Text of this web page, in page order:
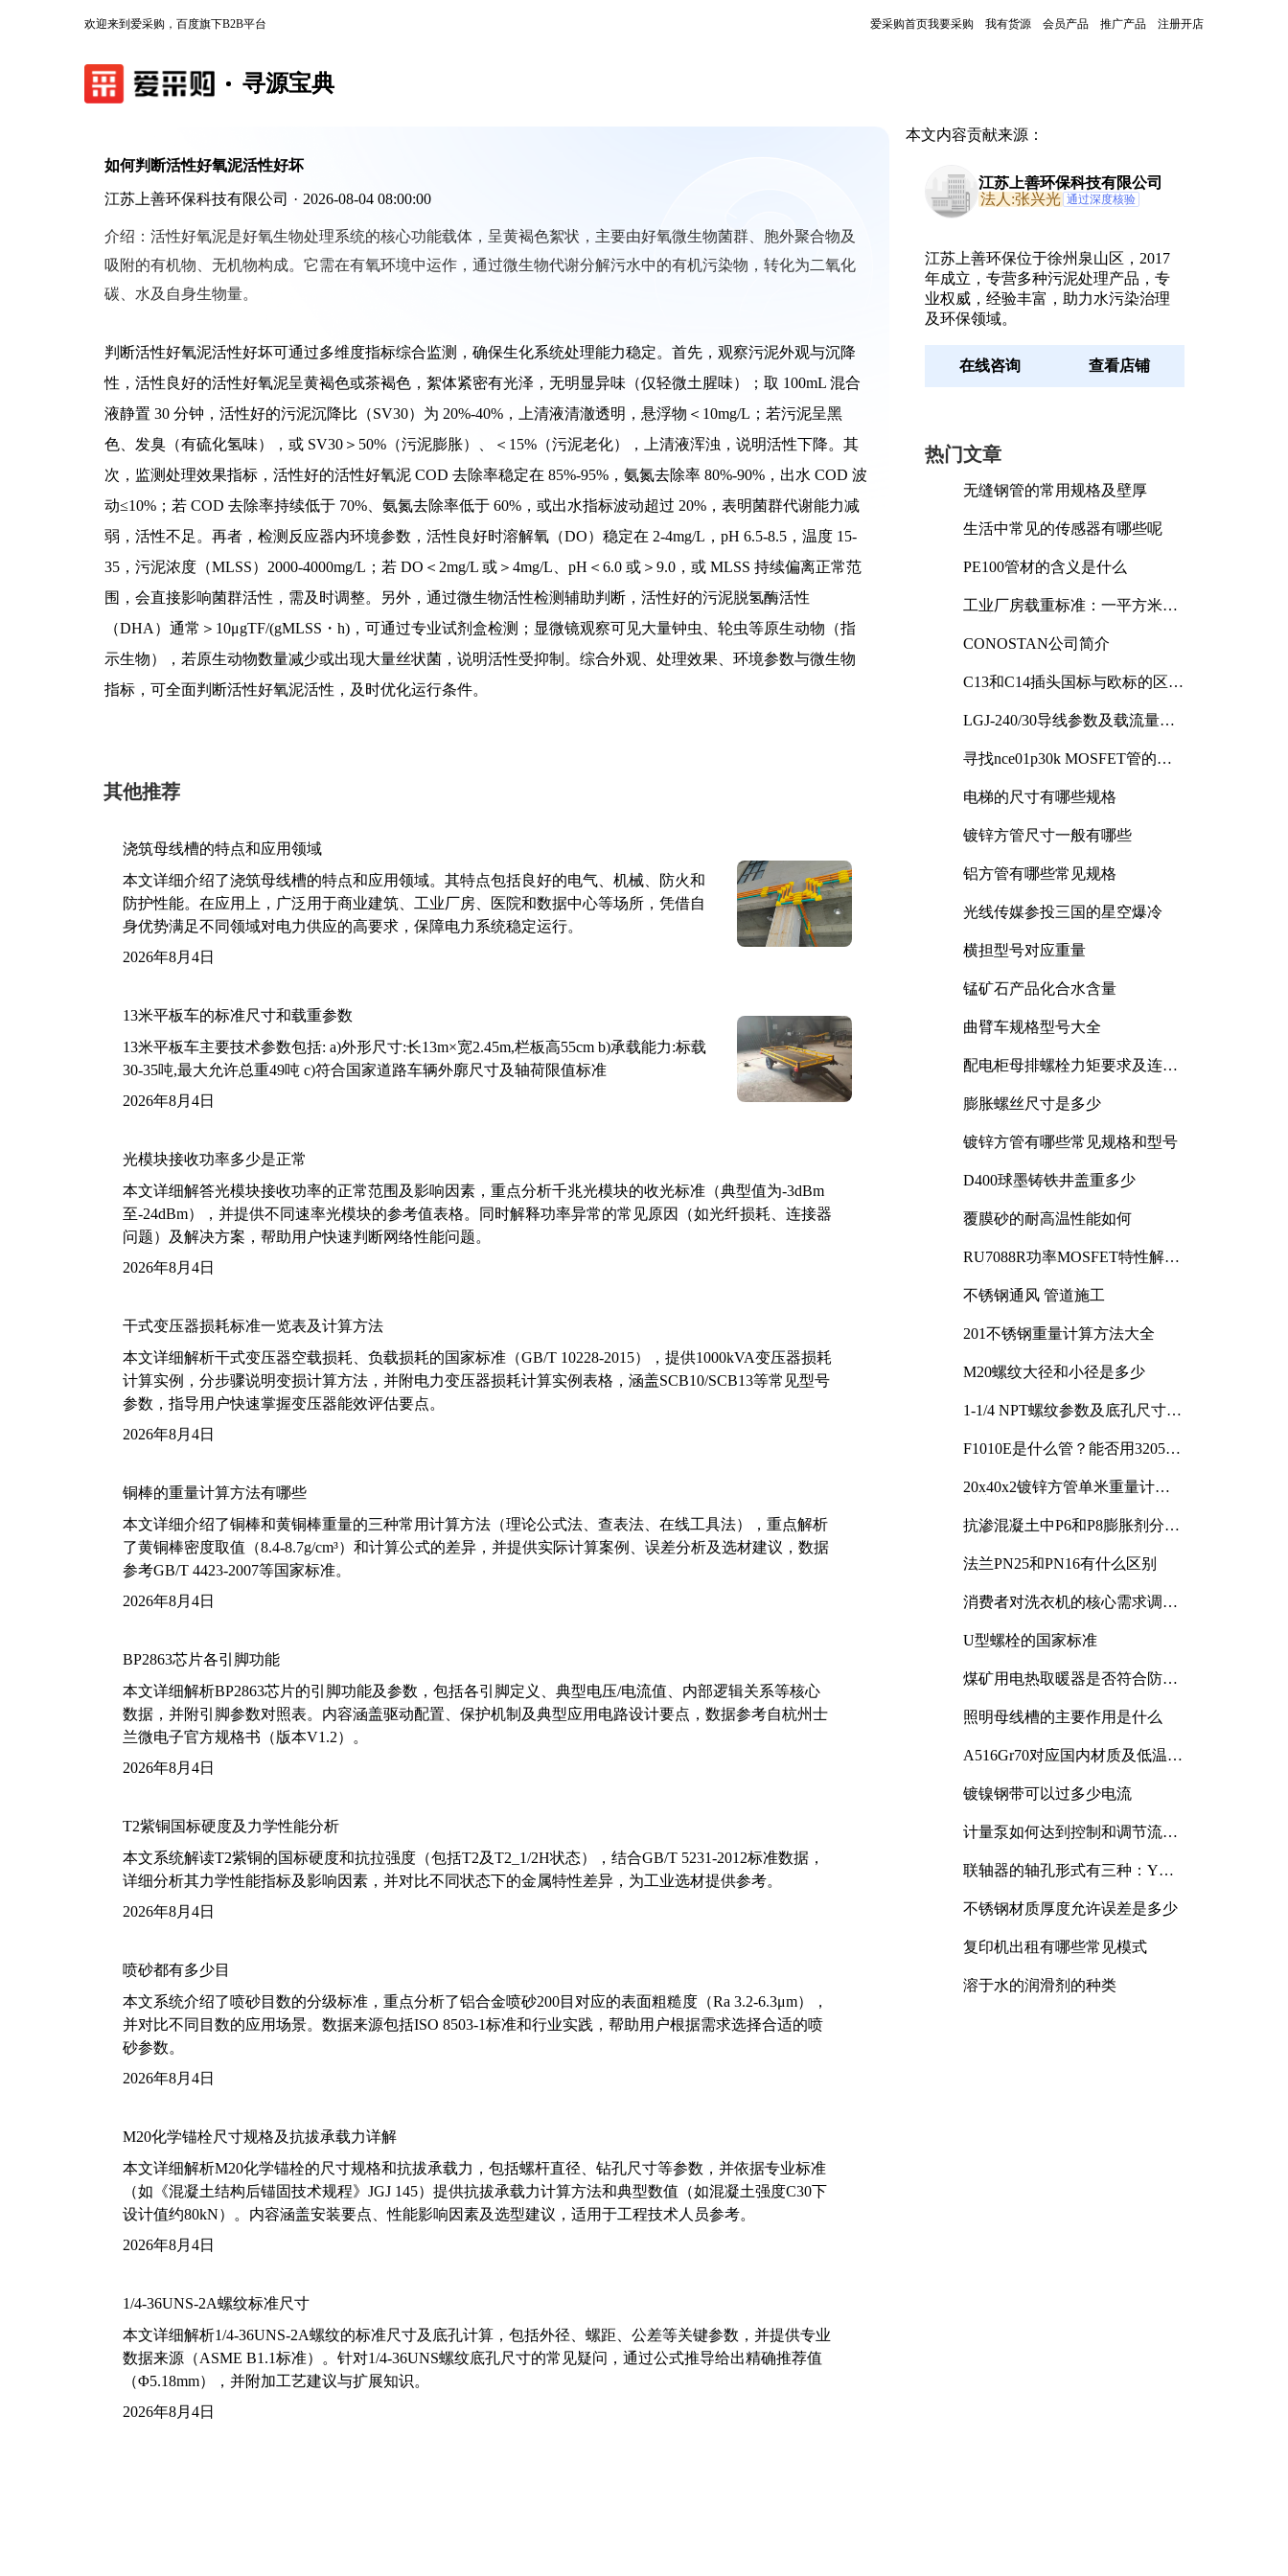
欢迎来到爱采购，百度旗下B2B平台 爱采购首页我要采购 我有货源 会员产品 推广产品 注册开店
寻源宝典
如何判断活性好氧泥活性好坏
江苏上善环保科技有限公司 · 2026-08-04 08:00:00
介绍： 活性好氧泥是好氧生物处理系统的核心功能载体，呈黄褐色絮状，主要由好氧微生物菌群、胞外聚合物及
吸附的有机物、无机物构成。它需在有氧环境中运作，通过微生物代谢分解污水中的有机污染物，转化为二氧化
碳、水及自身生物量。
判断活性好氧泥活性好坏可通过多维度指标综合监测，确保生化系统处理能力稳定。首先，观察污泥外观与沉降
性，活性良好的活性好氧泥呈黄褐色或茶褐色，絮体紧密有光泽，无明显异味（仅轻微土腥味）；取 100mL 混合
液静置 30 分钟，活性好的污泥沉降比（SV30）为 20%-40%，上清液清澈透明，悬浮物＜10mg/L；若污泥呈黑
色、发臭（有硫化氢味），或 SV30＞50%（污泥膨胀）、＜15%（污泥老化），上清液浑浊，说明活性下降。其
次，监测处理效果指标，活性好的活性好氧泥 COD 去除率稳定在 85%-95%，氨氮去除率 80%-90%，出水 COD 波
动≤10%；若 COD 去除率持续低于 70%、氨氮去除率低于 60%，或出水指标波动超过 20%，表明菌群代谢能力减
弱，活性不足。再者，检测反应器内环境参数，活性良好时溶解氧（DO）稳定在 2-4mg/L，pH 6.5-8.5，温度 15-
35，污泥浓度（MLSS）2000-4000mg/L；若 DO＜2mg/L 或＞4mg/L、pH＜6.0 或＞9.0，或 MLSS 持续偏离正常范
围，会直接影响菌群活性，需及时调整。另外，通过微生物活性检测辅助判断，活性好的污泥脱氢酶活性
（DHA）通常＞10μgTF/(gMLSS・h)，可通过专业试剂盒检测；显微镜观察可见大量钟虫、轮虫等原生动物（指
示生物），若原生动物数量减少或出现大量丝状菌，说明活性受抑制。综合外观、处理效果、环境参数与微生物
指标，可全面判断活性好氧泥活性，及时优化运行条件。
其他推荐
浇筑母线槽的特点和应用领域
本文详细介绍了浇筑母线槽的特点和应用领域。其特点包括良好的电气、机械、防火和
防护性能。在应用上，广泛用于商业建筑、工业厂房、医院和数据中心等场所，凭借自
身优势满足不同领域对电力供应的高要求，保障电力系统稳定运行。
2026年8月4日
13米平板车的标准尺寸和载重参数
13米平板车主要技术参数包括: a)外形尺寸:长13m×宽2.45m,栏板高55cm b)承载能力:标载
30-35吨,最大允许总重49吨 c)符合国家道路车辆外廓尺寸及轴荷限值标准
2026年8月4日
光模块接收功率多少是正常
本文详细解答光模块接收功率的正常范围及影响因素，重点分析千兆光模块的收光标准（典型值为-3dBm
至-24dBm），并提供不同速率光模块的参考值表格。同时解释功率异常的常见原因（如光纤损耗、连接器
问题）及解决方案，帮助用户快速判断网络性能问题。
2026年8月4日
干式变压器损耗标准一览表及计算方法
本文详细解析干式变压器空载损耗、负载损耗的国家标准（GB/T 10228-2015），提供1000kVA变压器损耗
计算实例，分步骤说明变损计算方法，并附电力变压器损耗计算实例表格，涵盖SCB10/SCB13等常见型号
参数，指导用户快速掌握变压器能效评估要点。
2026年8月4日
铜棒的重量计算方法有哪些
本文详细介绍了铜棒和黄铜棒重量的三种常用计算方法（理论公式法、查表法、在线工具法），重点解析
了黄铜棒密度取值（8.4-8.7g/cm³）和计算公式的差异，并提供实际计算案例、误差分析及选材建议，数据
参考GB/T 4423-2007等国家标准。
2026年8月4日
BP2863芯片各引脚功能
本文详细解析BP2863芯片的引脚功能及参数，包括各引脚定义、典型电压/电流值、内部逻辑关系等核心
数据，并附引脚参数对照表。内容涵盖驱动配置、保护机制及典型应用电路设计要点，数据参考自杭州士
兰微电子官方规格书（版本V1.2）。
2026年8月4日
T2紫铜国标硬度及力学性能分析
本文系统解读T2紫铜的国标硬度和抗拉强度（包括T2及T2_1/2H状态），结合GB/T 5231-2012标准数据，
详细分析其力学性能指标及影响因素，并对比不同状态下的金属特性差异，为工业选材提供参考。
2026年8月4日
喷砂都有多少目
本文系统介绍了喷砂目数的分级标准，重点分析了铝合金喷砂200目对应的表面粗糙度（Ra 3.2-6.3μm），
并对比不同目数的应用场景。数据来源包括ISO 8503-1标准和行业实践，帮助用户根据需求选择合适的喷
砂参数。
2026年8月4日
M20化学锚栓尺寸规格及抗拔承载力详解
本文详细解析M20化学锚栓的尺寸规格和抗拔承载力，包括螺杆直径、钻孔尺寸等参数，并依据专业标准
（如《混凝土结构后锚固技术规程》JGJ 145）提供抗拔承载力计算方法和典型数值（如混凝土强度C30下
设计值约80kN）。内容涵盖安装要点、性能影响因素及选型建议，适用于工程技术人员参考。
2026年8月4日
1/4-36UNS-2A螺纹标准尺寸
本文详细解析1/4-36UNS-2A螺纹的标准尺寸及底孔计算，包括外径、螺距、公差等关键参数，并提供专业
数据来源（ASME B1.1标准）。针对1/4-36UNS螺纹底孔尺寸的常见疑问，通过公式推导给出精确推荐值
（Φ5.18mm），并附加工艺建议与扩展知识。
2026年8月4日
本文内容贡献来源：
江苏上善环保科技有限公司
法人:张兴光 通过深度核验
江苏上善环保位于徐州泉山区，2017
年成立，专营多种污泥处理产品，专
业权威，经验丰富，助力水污染治理
及环保领域。
在线咨询 查看店铺
热门文章
无缝钢管的常用规格及壁厚
生活中常见的传感器有哪些呢
PE100管材的含义是什么
工业厂房载重标准：一平方米能
CONOSTAN公司简介
C13和C14插头国标与欧标的区别
LGJ-240/30导线参数及载流量解
寻找nce01p30k MOSFET管的合
电梯的尺寸有哪些规格
镀锌方管尺寸一般有哪些
铝方管有哪些常见规格
光线传媒参投三国的星空爆冷
横担型号对应重量
锰矿石产品化合水含量
曲臂车规格型号大全
配电柜母排螺栓力矩要求及连接
膨胀螺丝尺寸是多少
镀锌方管有哪些常见规格和型号
D400球墨铸铁井盖重多少
覆膜砂的耐高温性能如何
RU7088R功率MOSFET特性解析
不锈钢通风 管道施工
201不锈钢重量计算方法大全
M20螺纹大径和小径是多少
1-1/4 NPT螺纹参数及底孔尺寸详
F1010E是什么管？能否用3205或
20x40x2镀锌方管单米重量计算
抗渗混凝土中P6和P8膨胀剂分别
法兰PN25和PN16有什么区别
消费者对洗衣机的核心需求调研
U型螺栓的国家标准
煤矿用电热取暖器是否符合防爆
照明母线槽的主要作用是什么
A516Gr70对应国内材质及低温冲
镀镍钢带可以过多少电流
计量泵如何达到控制和调节流量
联轴器的轴孔形式有三种：Y
不锈钢材质厚度允许误差是多少
复印机出租有哪些常见模式
溶于水的润滑剂的种类